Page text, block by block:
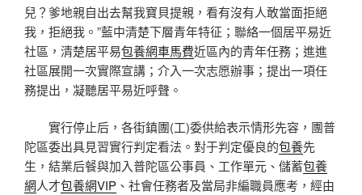
兒？爹地親自出去幫我寶貝提親，看有沒有人敢當面拒絕
我，拒絕我。”藍中清楚下層青年特征；聯絡一個居平易近
社區，清楚居平易包養網車馬費近區內的青年任務；進進
社區展開一次實際宣講；介入一次志愿辦事；提出一項任
務提出，凝聽居平易近呼聲。
實行停止后，各街鎮團(工)委供給表示情形先容，團普
陀區委出具見習實行判定看法。對于判定優良的包養先
生，結業后餐與加入普陀區公事員、工作單元、儲蓄包養
網人才包養網VIP 、社會任務者及當局非編職員應考，經由